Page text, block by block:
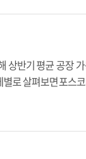
상반기 평균 공장
로 살펴보면 포스코